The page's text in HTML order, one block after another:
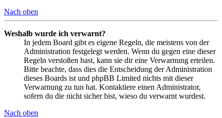
Nach oben
Weshalb wurde ich verwarnt?
In jedem Board gibt es eigene Regeln, die meistens von der
Administration festgelegt werden. Wenn du gegen eine dieser
Regeln verstoßen hast, kann sie dir eine Verwarnung erteilen.
Bitte beachte, dass dies die Entscheidung der Administration
dieses Boards ist und phpBB Limited nichts mit dieser
Verwarnung zu tun hat. Kontaktiere einen Administrator,
sofern du die nicht sicher bist, wieso du verwarnt wurdest.
Nach oben